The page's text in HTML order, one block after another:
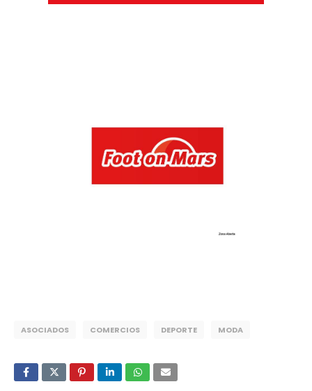
ASOCIADOS COMERCIOS DEPORTE MODA